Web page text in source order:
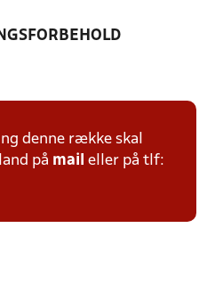
denne række skal
på mail eller på tlf: